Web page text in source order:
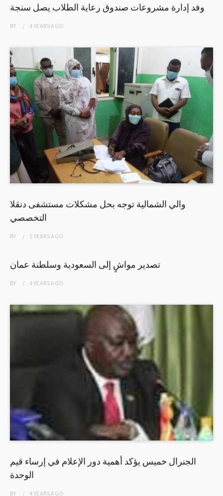
وفد إدارة مشروعات صندوق رعاية الطلاب يصل سنجة
BY 4 YEARSAGO
والي الشمالية توجه بحل مشكلات مستشفى دنقلا
التخصصي
BY 5 YEARSAGO
تصدير مواشٍ إلى السعودية وسلطنة عمان
BY 4 YEARSAGO
الجنرال خميس يؤكد أهمية دور الإعلام في إرساء قيم
الوحدة
BY 4 YEARSAGO